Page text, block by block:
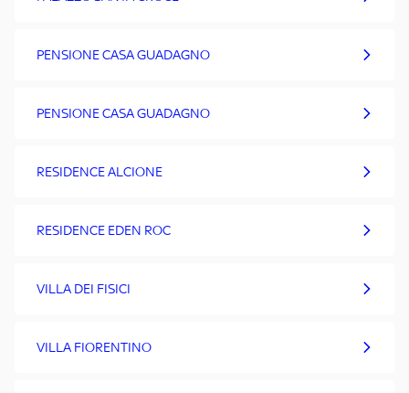
PENSIONE CASA GUADAGNO
PENSIONE CASA GUADAGNO
RESIDENCE ALCIONE
RESIDENCE EDEN ROC
VILLA DEI FISICI
VILLA FIORENTINO